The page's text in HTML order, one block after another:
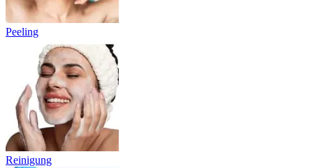
Peeling
Reinigung